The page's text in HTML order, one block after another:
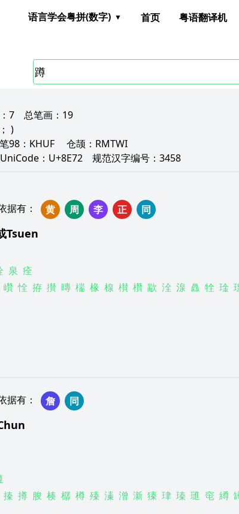
语言学会粤拼(数字) 首页 粤语翻译机
7 总笔画： 19
)
98： KHUF 仓颉： RMTWI
UniCode： U+8E72 规范汉字编号： 3458
据有 ： 黄 周 李 正
同
Tsuen
泉 痊
巑 恮 拵 攅 暷 椯 椽 楾 櫕 欑 歂 洤 湶 灥 牷 琻
据有 ： 詹
同
搸 撙 朘 楱 樼 樽 殝 溱 潧 澵 獉 珒 瑧 璡 窀 繜